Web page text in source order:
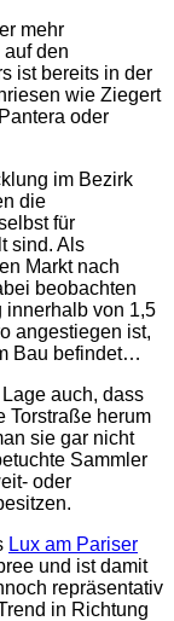
mehr
auf den
ist bereits in der
wie Ziegert
oder
im Bezirk
die
für
sind. Als
Markt nach
beobachten
innerhalb von 1,5
angestiegen ist,
Bau befindet…
auch, dass
Torstraße herum
sie gar nicht
Sammler
oder
Lux am Pariser
und ist damit
repräsentativ
in Richtung